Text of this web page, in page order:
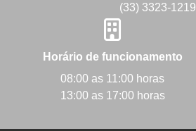
(33) 3323-1219
Horário de funcionamento
08:00 as 11:00 horas
13:00 as 17:00 horas